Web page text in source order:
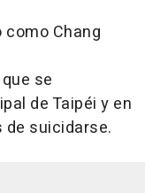
Chang
se
de Taipéi y en
de suicidarse.